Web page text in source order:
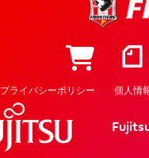
プライバシーポリシー 個人情